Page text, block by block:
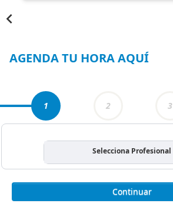
AGENDA TU HORA AQUÍ
1 2 3
Selecciona Profesional
Continuar